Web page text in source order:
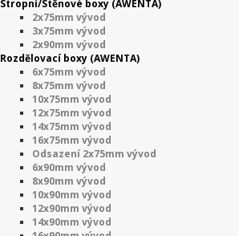
Stropní/Stěnové boxy (AWENTA)
2x75mm vývod
3x75mm vývod
2x90mm vývod
Rozdělovací boxy (AWENTA)
6x75mm vývod
8x75mm vývod
10x75mm vývod
12x75mm vývod
14x75mm vývod
16x75mm vývod
Odsazení 2x75mm vývod
6x90mm vývod
8x90mm vývod
10x90mm vývod
12x90mm vývod
14x90mm vývod